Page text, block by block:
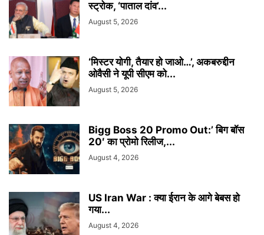
स्ट्रोक, ‘पाताल दांव’...
August 5, 2026
‘मिस्टर योगी, तैयार हो जाओ…’, अकबरुद्दीन
ओवैसी ने यूपी सीएम को...
August 5, 2026
Bigg Boss 20 Promo Out:’ बिग बॉस
20′ का प्रोमो रिलीज,...
August 4, 2026
US Iran War : क्या ईरान के आगे बेबस हो
गया...
August 4, 2026